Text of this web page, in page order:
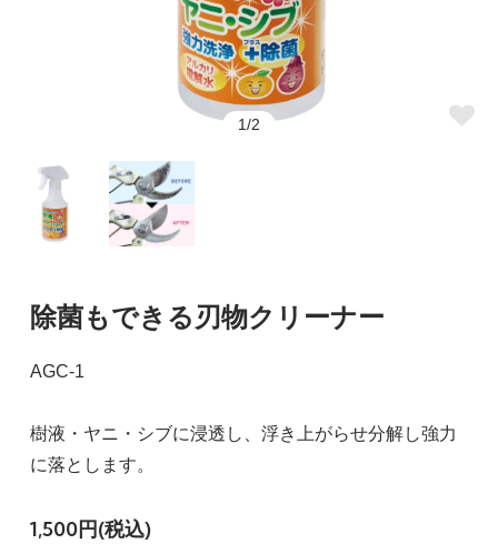
1/2
除菌もできる刃物クリーナー
AGC-1
樹液・ヤニ・シブに浸透し、浮き上がらせ分解し強力
に落とします。
1,500円(税込)